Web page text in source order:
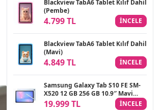
Blackview TabA6 Tablet Kılıf Dahil
(Pembe)
4.799 TL INCELE
Blackview TabA6 Tablet Kılıf Dahil
(Mavi)
4.849 TL INCELE
Samsung Galaxy Tab S10 FE SM-
X520 12 GB 256 GB 10.9″ Mavi
Tablet
19.999 TL INCELE